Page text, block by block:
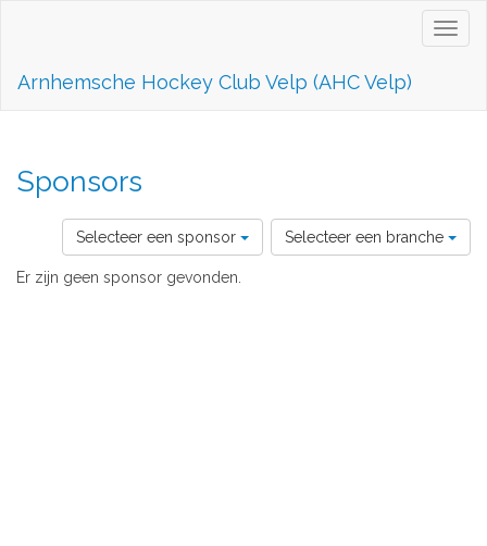
Arnhemsche Hockey Club Velp (AHC Velp)
Sponsors
Selecteer een sponsor Selecteer een branche
Er zijn geen sponsor gevonden.